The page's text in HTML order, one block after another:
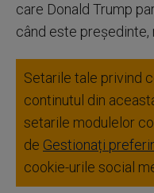
care Donald Trump
când este preşedinte,
Setarile tale privind
continutul din
setarile modulelor
de Gestionați
cookie-urile social